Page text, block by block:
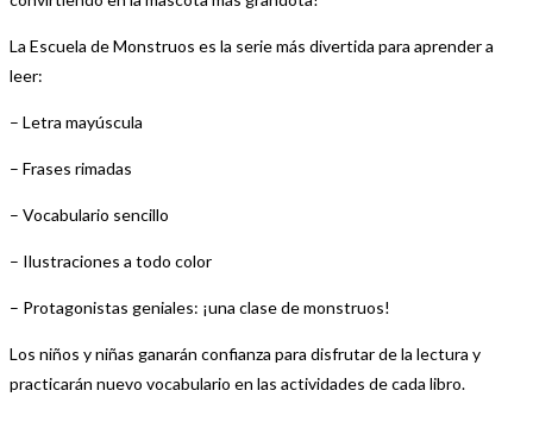
La Escuela de Monstruos es la serie más divertida para aprender a
leer:
– Letra mayúscula
– Frases rimadas
– Vocabulario sencillo
– Ilustraciones a todo color
– Protagonistas geniales: ¡una clase de monstruos!
Los niños y niñas ganarán confianza para disfrutar de la lectura y
practicarán nuevo vocabulario en las actividades de cada libro.